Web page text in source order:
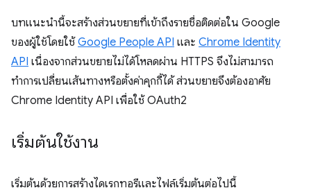
บทแนะนำนี้จะสร้างส่วนขยายที่เข้าถึงรายชื่อติดต่อใน Google
ของผู้ใช้โดยใช้ Google People API และ Chrome Identity
API เนื่องจากส่วนขยายไม่ได้โหลดผ่าน HTTPS จึงไม่สามารถ
ทำการเปลี่ยนเส้นทางหรือตั้งค่าคุกกี้ได้ ส่วนขยายจึงต้องอาศัย
Chrome Identity API เพื่อใช้ OAuth2
เริ่มต้นใช้งาน
เริ่มต้นด้วยการสร้างไดเรกทอรีและไฟล์เริ่มต้นต่อไปนี้